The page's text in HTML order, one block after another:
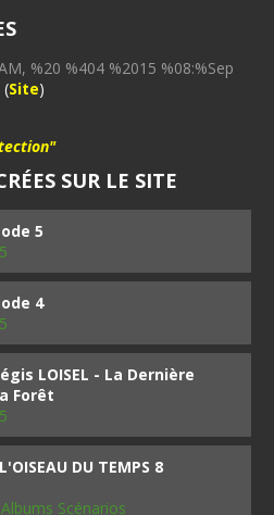
%20 %404 %2015 %08:%Sep
(Site)
SUR LE SITE
5
4
LOISEL - La Dernière
Forêt
DU TEMPS 8
Scénarios